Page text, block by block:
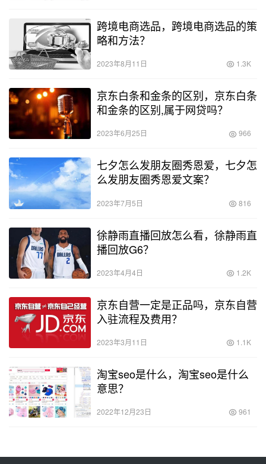
跨境电商选品，跨境电商选品的策
略和方法？
2023年8月11日 1.3K
京东白条和金条的区别，京东白条
和金条的区别,属于网贷吗？
2023年6月25日 966
七夕怎么发朋友圈秀恩爱，七夕怎
么发朋友圈秀恩爱文案？
2023年7月5日 816
徐静雨直播回放怎么看，徐静雨直
播回放G6？
2023年4月4日 1.2K
京东自营一定是正品吗，京东自营
入驻流程及费用？
2023年3月11日 1.1K
淘宝seo是什么，淘宝seo是什么
意思？
2022年12月23日 961